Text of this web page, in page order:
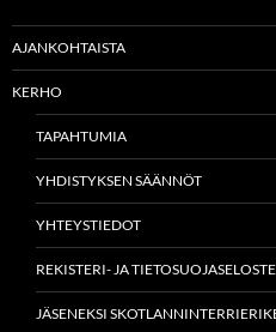
AJANKOHTAISTA
KERHO
TAPAHTUMIA
YHDISTYKSEN SÄÄNNÖT
YHTEYSTIEDOT
REKISTERI- JA TIETOSUOJASELOSTE
JÄSENEKSI